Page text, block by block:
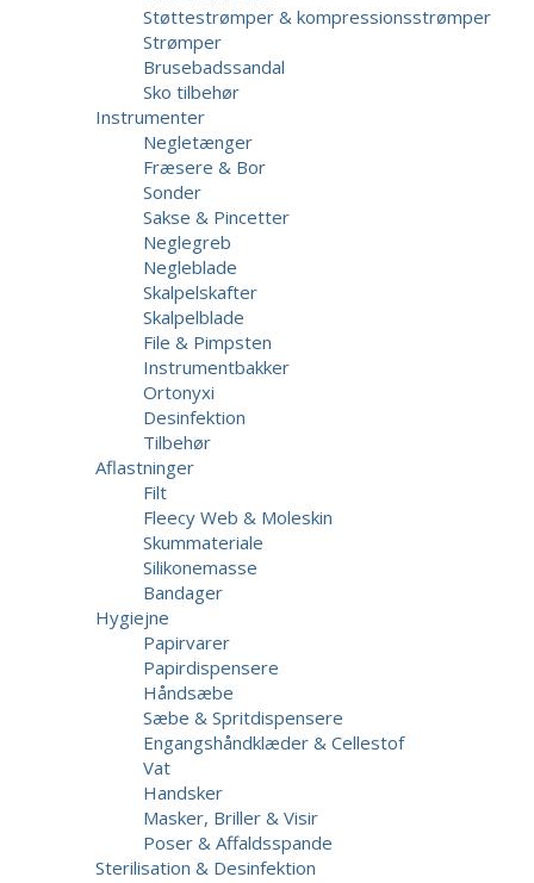
Støttestrømper & kompressionsstrømper
Strømper
Brusebadssandal
Sko tilbehør
Instrumenter
Negletænger
Fræsere & Bor
Sonder
Sakse & Pincetter
Neglegreb
Negleblade
Skalpelskafter
Skalpelblade
File & Pimpsten
Instrumentbakker
Ortonyxi
Desinfektion
Tilbehør
Aflastninger
Filt
Fleecy Web & Moleskin
Skummateriale
Silikonemasse
Bandager
Hygiejne
Papirvarer
Papirdispensere
Håndsæbe
Sæbe & Spritdispensere
Engangshåndklæder & Cellestof
Vat
Handsker
Masker, Briller & Visir
Poser & Affaldsspande
Sterilisation & Desinfektion